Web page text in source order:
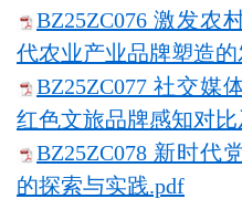
BZ25ZC076 激发农
代农业产业品牌塑造
BZ25ZC077 社交媒
红色文旅品牌感知对
BZ25ZC078 新时代
的探索与实践.pdf